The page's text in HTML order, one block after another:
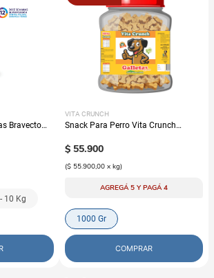
Bravecto
10 Kg
VITA CRUNCH
Snack Para Perro Vita Crunch
$ 55.900
($ 55.900,00 x kg)
AGREGÁ 5 Y PAGÁ 4
1000 Gr
COMPRAR